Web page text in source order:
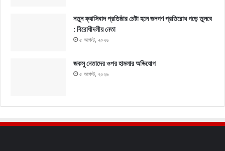
নতুন ফ্যাসিবাদ প্রতিষ্ঠার চেষ্টা হলে জনগণ প্রতিরোধ গড়ে তুলবে
: বিরোধীদলীয় নেতা
৫ আগস্ট, ২০২৬
জকসু নেতাদের ওপর হামলার অভিযোগ
৫ আগস্ট, ২০২৬